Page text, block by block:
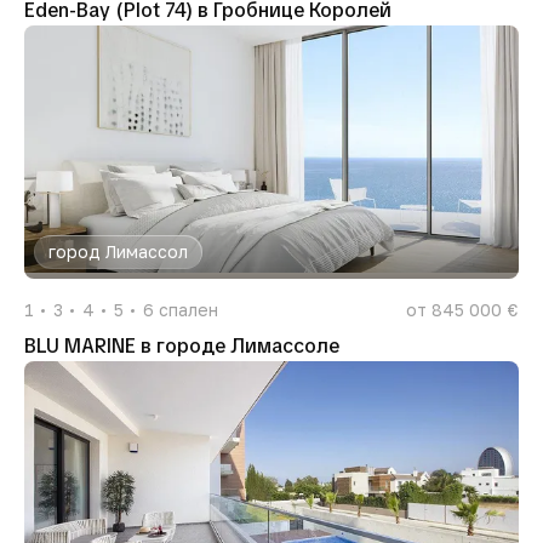
Eden-Bay (Plot 74) в Гробнице Королей
город Лимассол
1 3 4 5 6 спален от 845 000 €
BLU MARINE в городе Лимассоле